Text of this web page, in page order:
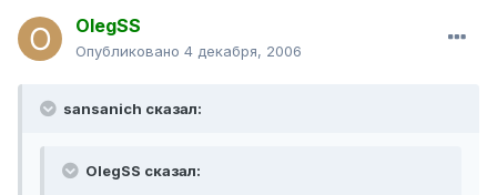
OlegSS
Опубликовано 4 декабря, 2006
sansanich сказал:
OlegSS сказал: